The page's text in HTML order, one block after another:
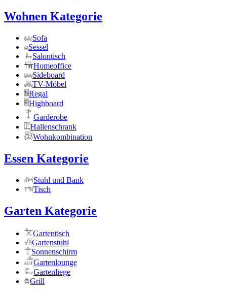
Wohnen Kategorie
Sofa
Sessel
Salontisch
Homeoffice
Sideboard
TV-Möbel
Regal
Highboard
Garderobe
Hallenschrank
Wohnkombination
Essen Kategorie
Stuhl und Bank
Tisch
Garten Kategorie
Gartentisch
Gartenstuhl
Sonnenschirm
Gartenlounge
Gartenliege
Grill